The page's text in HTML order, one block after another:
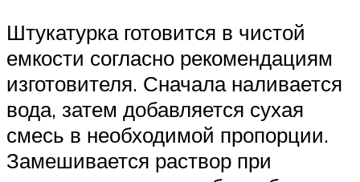
Штукатурка готовится в чистой
емкости согласно рекомендациям
изготовителя. Сначала наливается
вода, затем добавляется сухая
смесь в необходимой пропорции.
Замешивается раствор при